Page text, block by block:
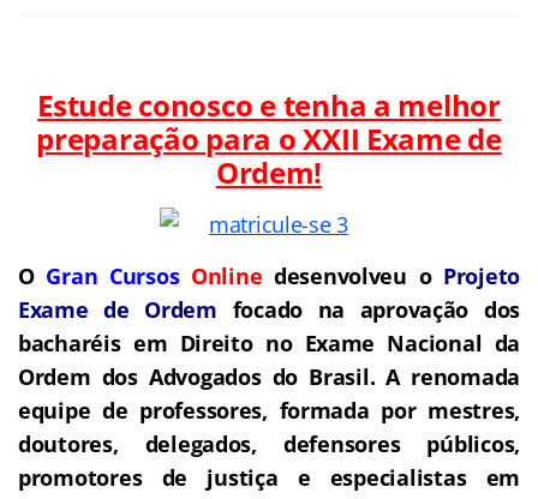
Estude conosco e tenha a melhor
preparação para oXXII Exame de
Ordem!
O Gran Cursos Online desenvolveu o Projeto
Exame de Ordem focado na aprovação dos
bacharéis em Direito no Exame Nacional da
Ordem dos Advogados do Brasil. A renomada
equipe de professores, formada por mestres,
doutores, delegados, defensores públicos,
promotores de justiça e especialistas em